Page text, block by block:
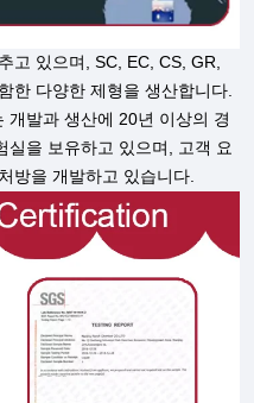
고 있으며, SC, EC, CS, GR,
한 다양한 제형을 생산합니다.
개발과 생산에 20년 이상의 경
실을 보유하고 있으며, 고객 요
방을 개발하고 있습니다.